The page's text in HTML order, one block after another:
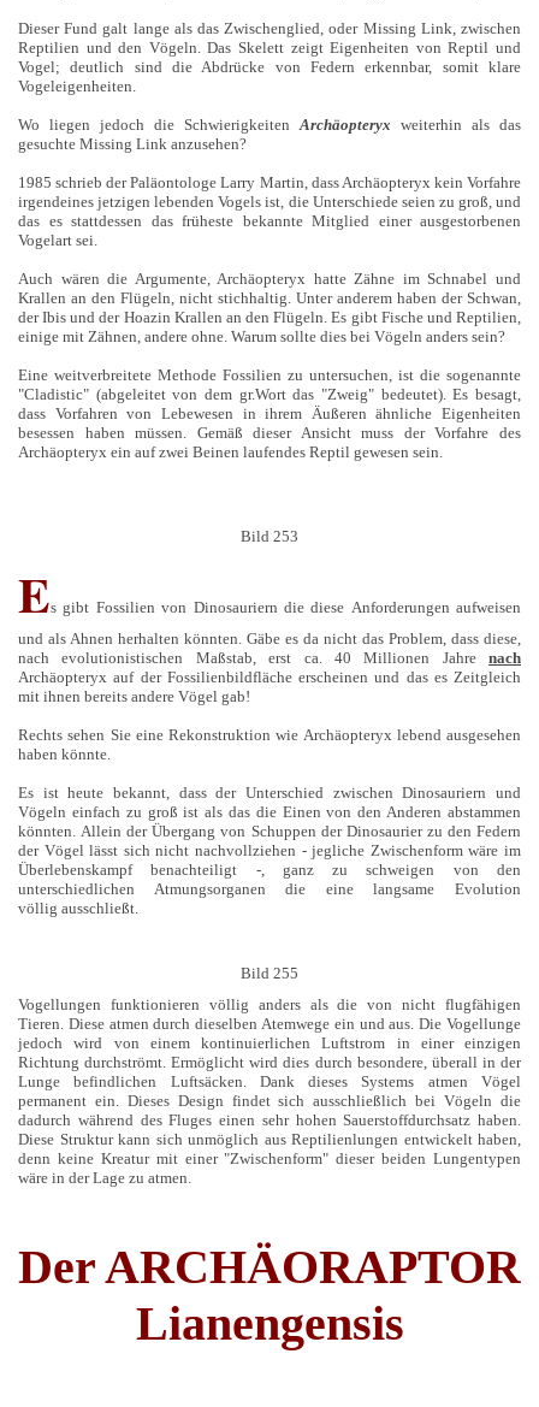
Dieser Fund galt lange als das Zwischenglied, oder Missing Link, zwischen
Reptilien und den Vögeln. Das Skelett zeigt Eigenheiten von Reptil und
Vogel; deutlich sind die Abdrücke von Federn erkennbar, somit klare
Vogeleigenheiten.
Wo liegen jedoch die Schwierigkeiten Archäopteryx weiterhin als das
gesuchte Missing Link anzusehen?
1985 schrieb der Paläontologe Larry Martin, dass Archäopteryx kein Vorfahre
irgendeines jetzigen lebenden Vogels ist, die Unterschiede seien zu groß, und
das es stattdessen das früheste bekannte Mitglied einer ausgestorbenen
Vogelart sei.
Auch wären die Argumente, Archäopteryx hatte Zähne im Schnabel und
Krallen an den Flügeln, nicht stichhaltig. Unter anderem haben der Schwan,
der Ibis und der Hoazin Krallen an den Flügeln. Es gibt Fische und Reptilien,
einige mit Zähnen, andere ohne. Warum sollte dies bei Vögeln anders sein?
Eine weitverbreitete Methode Fossilien zu untersuchen, ist die sogenannte
"Cladistic" (abgeleitet von dem gr.Wort das "Zweig" bedeutet). Es besagt,
dass Vorfahren von Lebewesen in ihrem Äußeren ähnliche Eigenheiten
besessen haben müssen. Gemäß dieser Ansicht muss der Vorfahre des
Archäopteryx ein auf zwei Beinen laufendes Reptil gewesen sein.
Bild 253
Es gibt Fossilien von Dinosauriern die diese Anforderungen aufweisen
und als Ahnen herhalten könnten. Gäbe es da nicht das Problem, dass diese,
nach evolutionistischen Maßstab, erst ca. 40 Millionen Jahre nach
Archäopteryx auf der Fossilienbildfläche erscheinen und das es Zeitgleich
mit ihnen bereits andere Vögel gab!
Rechts sehen Sie eine Rekonstruktion wie Archäopteryx lebend ausgesehen
haben könnte.
Es ist heute bekannt, dass der Unterschied zwischen Dinosauriern und
Vögeln einfach zu groß ist als das die Einen von den Anderen abstammen
könnten. Allein der Übergang von Schuppen der Dinosaurier zu den Federn
der Vögel lässt sich nicht nachvollziehen - jegliche Zwischenform wäre im
Überlebenskampf benachteiligt -, ganz zu schweigen von den
unterschiedlichen Atmungsorganen die eine langsame Evolution
völlig ausschließt.
Bild 255
Vogellungen funktionieren völlig anders als die von nicht flugfähigen
Tieren. Diese atmen durch dieselben Atemwege ein und aus. Die Vogellunge
jedoch wird von einem kontinuierlichen Luftstrom in einer einzigen
Richtung durchströmt. Ermöglicht wird dies durch besondere, überall in der
Lunge befindlichen Luftsäcken. Dank dieses Systems atmen Vögel
permanent ein. Dieses Design findet sich ausschließlich bei Vögeln die
dadurch während des Fluges einen sehr hohen Sauerstoffdurchsatz haben.
Diese Struktur kann sich unmöglich aus Reptilienlungen entwickelt haben,
denn keine Kreatur mit einer "Zwischenform" dieser beiden Lungentypen
wäre in der Lage zu atmen
Der ARCHÄORAPTOR
Lianengensis